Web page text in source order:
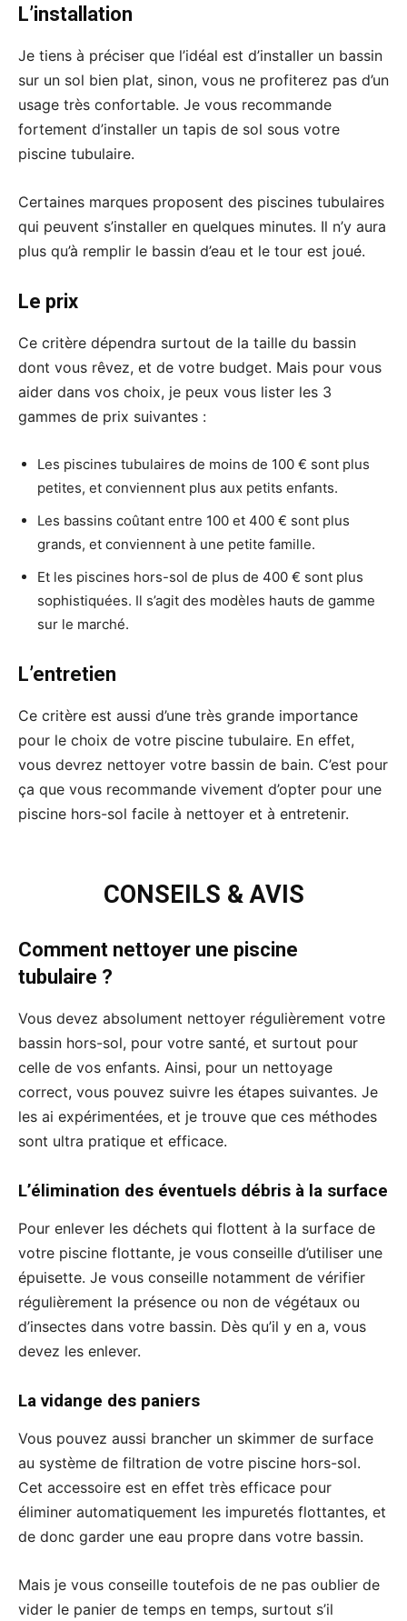
L’installation
Je tiens à préciser que l’idéal est d’installer un bassin
sur un sol bien plat, sinon, vous ne profiterez pas d’un
usage très confortable. Je vous recommande
fortement d’installer un tapis de sol sous votre
piscine tubulaire.
Certaines marques proposent des piscines tubulaires
qui peuvent s’installer en quelques minutes. Il n’y aura
plus qu’à remplir le bassin d’eau et le tour est joué.
Le prix
Ce critère dépendra surtout de la taille du bassin
dont vous rêvez, et de votre budget. Mais pour vous
aider dans vos choix, je peux vous lister les 3
gammes de prix suivantes :
Les piscines tubulaires de moins de 100 € sont plus
petites, et conviennent plus aux petits enfants.
Les bassins coûtant entre 100 et 400 € sont plus
grands, et conviennent à une petite famille.
Et les piscines hors-sol de plus de 400 € sont plus
sophistiquées. Il s’agit des modèles hauts de gamme
sur le marché.
L’entretien
Ce critère est aussi d’une très grande importance
pour le choix de votre piscine tubulaire. En effet,
vous devrez nettoyer votre bassin de bain. C’est pour
ça que vous recommande vivement d’opter pour une
piscine hors-sol facile à nettoyer et à entretenir.
CONSEILS & AVIS
Comment nettoyer une piscine
tubulaire ?
Vous devez absolument nettoyer régulièrement votre
bassin hors-sol, pour votre santé, et surtout pour
celle de vos enfants. Ainsi, pour un nettoyage
correct, vous pouvez suivre les étapes suivantes. Je
les ai expérimentées, et je trouve que ces méthodes
sont ultra pratique et efficace.
L’élimination des éventuels débris à la surface
Pour enlever les déchets qui flottent à la surface de
votre piscine flottante, je vous conseille d’utiliser une
épuisette. Je vous conseille notamment de vérifier
régulièrement la présence ou non de végétaux ou
d’insectes dans votre bassin. Dès qu’il y en a, vous
devez les enlever.
La vidange des paniers
Vous pouvez aussi brancher un skimmer de surface
au système de filtration de votre piscine hors-sol.
Cet accessoire est en effet très efficace pour
éliminer automatiquement les impuretés flottantes, et
de donc garder une eau propre dans votre bassin.
Mais je vous conseille toutefois de ne pas oublier de
vider le panier de temps en temps, surtout s’il